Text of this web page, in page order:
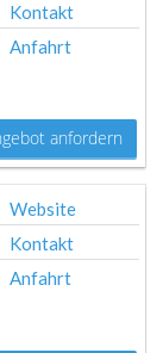
Kontakt
Anfahrt
anfordern
Website
Kontakt
Anfahrt